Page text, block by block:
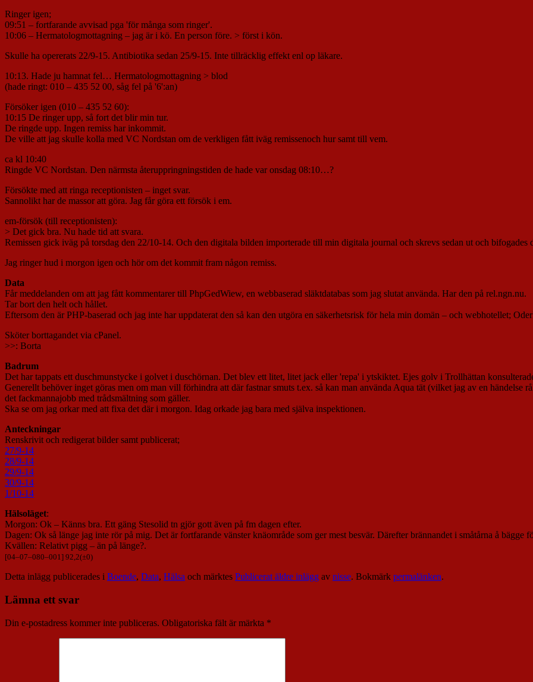
Ringer igen;
09:51 – fortfarande avvisad pga 'för många som ringer'.
10:06 – Hermatologmottagning – jag är i kö. En person före. > först i kön.
Skulle ha opererats 22/9-15. Antibiotika sedan 25/9-15. Inte tillräcklig effekt enl op läkare.
10:13. Hade ju hamnat fel… Hermatologmottagning > blod
(hade ringt: 010 – 435 52 00, såg fel på '6':an)
Försöker igen (010 – 435 52 60):
10:15 De ringer upp, så fort det blir min tur.
De ringde upp. Ingen remiss har inkommit.
De ville att jag skulle kolla med VC Nordstan om de verkligen fått iväg remissenoch hur samt till vem.
ca kl 10:40
Ringde VC Nordstan. Den närmsta återuppringningstiden de hade var onsdag 08:10…?
Försökte med att ringa receptionisten – inget svar.
Sannolikt har de massor att göra. Jag får göra ett försök i em.
em-försök (till receptionisten):
> Det gick bra. Nu hade tid att svara.
Remissen gick iväg på torsdag den 22/10-14. Och den digitala bilden importerade till min digitala journal och skrevs sedan ut och bifogades
Jag ringer hud i morgon igen och hör om det kommit fram någon remiss.
Data
Får meddelanden om att jag fått kommentarer till PhpGedWiew, en webbaserad släktdatabas som jag slutat använda. Har den på rel.ngn.nu.
Tar bort den helt och hållet.
Eftersom den är PHP-baserad och jag inte har uppdaterat den så kan den utgöra en säkerhetsrisk för hela min domän – och webhotellet;
Sköter borttagandet via cPanel.
>>: Borta
Badrum
Det har tappats ett duschmunstycke i golvet i duschörnan. Det blev ett litet, litet jack eller 'repa' i ytskiktet. Ejes golv i Trollhättan
Generellt behöver inget göras men om man vill förhindra att där fastnar smuts t.ex. så kan man använda Aqua tät (vilket jag av en händelse
det fackmannajobb med trådsmältning som gäller.
Ska se om jag orkar med att fixa det där i morgon. Idag orkade jag bara med själva inspektionen.
Anteckningar
Renskrivit och redigerat bilder samt publicerat;
27/9-14
28/9-14
29/9-14
30/9-14
1/10-14
Hälsoläget:
Morgon: Ok – Känns bra. Ett gäng Stesolid tn gjör gott även på fm dagen efter.
Dagen: Ok så länge jag inte rör på mig. Det är fortfarande vänster knäområde som ger mest besvär. Därefter brännandet i småtårna å bägge
Kvällen: Relativt pigg – än på länge?.
[04–07–080–001] 92,2(±0)
Detta inlägg publicerades i Boende, Data, Hälsa och märktes Publicerat äldre inlägg av nisse. Bokmärk permalänken.
Lämna ett svar
Din e-postadress kommer inte publiceras. Obligatoriska fält är märkta *